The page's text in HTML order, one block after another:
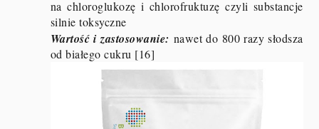
na chloroglukozę i chlorofruktuzę czyli substancje
silnie toksyczne
Wartość i zastosowanie: nawet do 800 razy słodsza
od białego cukru [16]